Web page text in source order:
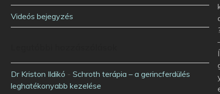
Videós bejegyzés
Dr Kriston Ildikó -Schroth terápia – a gerincferdülés
leghatékonyabb kezelése
Í